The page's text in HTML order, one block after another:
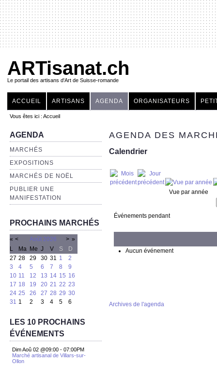
ARTisanat.ch
Le portail des artisans d'Art de Suisse-romande
ACCUEIL ARTISANS AGENDA ORGANISATEURS
Vous êtes ici : Accueil
AGENDA
MARCHÉS
EXPOSITIONS
MARCHÉS DE NOËL
PUBLIER UNE
MANIFESTATION
PROCHAINS MARCHÉS
« < Août 2026 > »
L
Ma Me J V S
D
27 28 29 30 31 1
2
3
4 5 6 7 8
9
10 11 12 13 14 15 16
17 18 19 20 21 22 23
24 25 26 27 28 29 30
31 1 2 3 4 5 6
LES 10 PROCHAINS
ÉVÉNEMENTS
Dim Aoû 02 @09:00 - 07:00PM
Marché artisanal de Villars-sur-
Ollon
AGENDA DES
Calendrier
Vue par année
Événements pendant
Aucun événement
Archives de l'agenda